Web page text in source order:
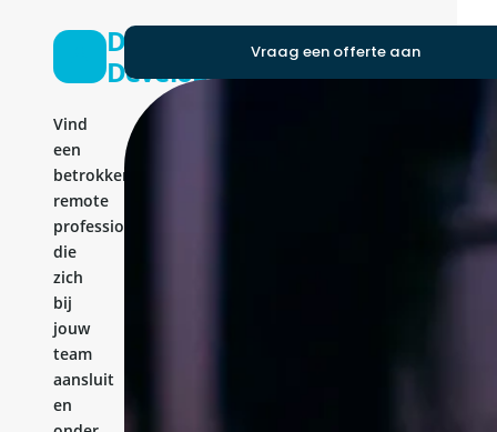
Ditigal
Developer
Vind
een
betrokken
remote
professional
die
zich
bij
jouw
team
aansluit
en
Vraag een offerte aan